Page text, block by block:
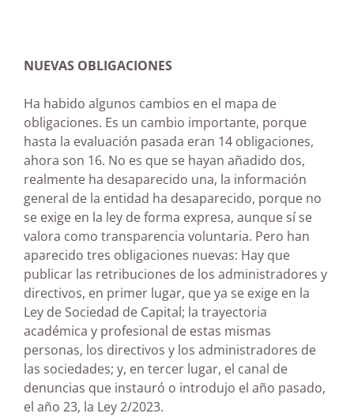
NUEVAS OBLIGACIONES
Ha habido algunos cambios en el mapa de
obligaciones. Es un cambio importante, porque
hasta la evaluación pasada eran 14 obligaciones,
ahora son 16. No es que se hayan añadido dos,
realmente ha desaparecido una, la información
general de la entidad ha desaparecido, porque no
se exige en la ley de forma expresa, aunque sí se
valora como transparencia voluntaria. Pero han
aparecido tres obligaciones nuevas: Hay que
publicar las retribuciones de los administradores y
directivos, en primer lugar, que ya se exige en la
Ley de Sociedad de Capital; la trayectoria
académica y profesional de estas mismas
personas, los directivos y los administradores de
las sociedades; y, en tercer lugar, el canal de
denuncias que instauró o introdujo el año pasado,
el año 23, la Ley 2/2023.